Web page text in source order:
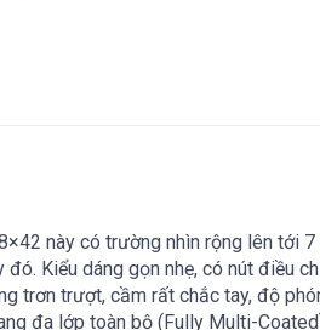
này có trường nhìn rộng lên tới 7
Kiểu dáng gọn nhẹ, có nút điều
trơn trượt, cầm rất chắc tay, độ
đa lớp toàn bộ (Fully Multi-